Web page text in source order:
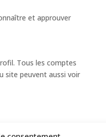
et approuver
Tous les comptes
site peuvent aussi voir